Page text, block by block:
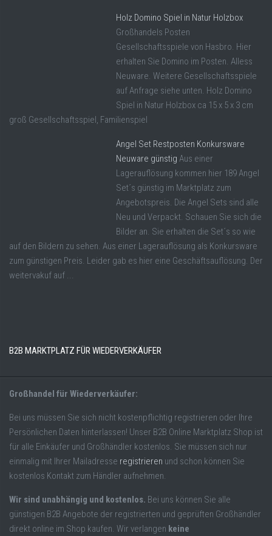
Holz Domino Spiel in Natur Holzbox
Großhandels Posten
Gesellschaftsspiele von Hasbro. Hier
erhalten Sie Domino im Posten. Alless
Neuware. Weitere Gesellschaftsspiele
auf Anfrage siehe unten. Holz Domino
Spiel in Natur Holzbox ca 15 x 5 x 3 cm
groß Gesellschaftsspiel, Familienspiel
Angel Set Restposten Konkursware
Neuware günstig Aus einer
Lagerauflösung kommen hier 189 Angel
Set´s günstig im Marktplatz zum
Angebotspreis. Die Angel Sets sind alle
Neu und Verpackt. Schauen Sie sich die
Bilder an. Sie erhalten die Set´s so wie
auf den Bildern zu sehen. Aus einer Lagerauflösung als Konkursware
zum günstigen Preis. Leider gab es hier eine Geschäftsauflösung. Der
weitervakuf auf ...
B2B MARKTPLATZ FÜR WIEDERVERKÄUFER
Großhandel für Wiederverkäufer:
Bei uns müssen Sie sich nicht kostenpflichtig registrieren oder Ihre
Persönlichen Daten hinterlassen! Unser B2B Online Marktplatz Shop ist
für alle Einkäufer und Großhändler kostenlos. Sie müssen sich nur
einmalig mit Ihrer Mailadresse registrieren und schon können Sie
kostenlos Kontakt zum Händler aufnehmen.
Wir sind unabhängig und kostenlos. Bei uns können Sie alle
günstigen B2B Angebote der registrierten und geprüften Großhändler
direkt online im Shop kaufen. Wir verlangen keine